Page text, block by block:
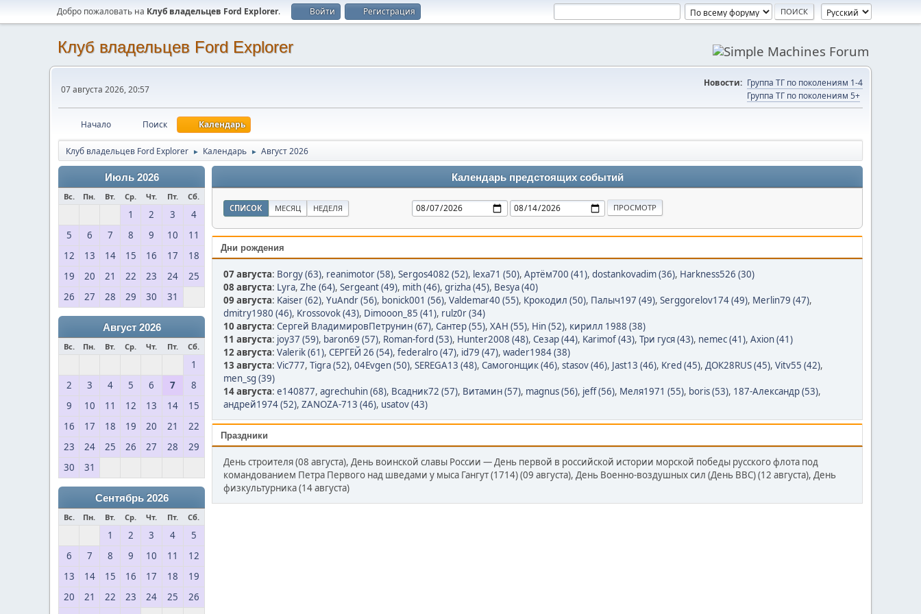
Добро пожаловать на Клуб владельцев Ford Explorer. Войти Регистрация
Клуб владельцев Ford Explorer
07 августа 2026, 20:57
Новости: Группа ТГ по поколениям 1-4
Группа ТГ по поколениям 5+
Начало Поиск Календарь
Клуб владельцев Ford Explorer ► Календарь ► Август 2026
Июль 2026
Вс. Пн. Вт. Ср. Чт. Пт. Сб.
1 2 3
4
5
6 7 8 9 10
11
12
13 14 15 16 17
18
19
20 21 22 23 24
25
26
27 28 29 30 31
Август 2026
Вс. Пн. Вт. Ср. Чт. Пт. Сб.
1
2
3 4 5 6 7
8
9
10 11 12 13 14
15
16
17 18 19 20 21
22
23
24 25 26 27 28
29
30
31
Сентябрь 2026
Вс. Пн. Вт. Ср. Чт. Пт. Сб.
1 2 3 4
5
6
7 8 9 10 11
12
13
14 15 16 17 18
19
20
21 22 23 24 25
26
Календарь предстоящих событий
СПИСОК МЕСЯЦ НЕДЕЛЯ
Дни рождения
07 августа: Borgy (63), reanimotor (58), Sergos4082 (52), lexa71 (50), Артём700 (41), dostankovadim (36), Harkness526 (30)
08 августа: Lyra, Zhe (64), Sergeant (49), mith (46), grizha (45), Besya (40)
09 августа: Kaiser (62), YuAndr (56), bonick001 (56), Valdemar40 (55), Крокодил (50), Палыч197 (49), Serggorelov174 (49), Merlin79 (47),
dmitry1980 (46), Krossovok (43), Dimooon_85 (41), rulz0r (34)
10 августа: Сергей ВладимировПетрунин (67), Сантер (55), XAH (55), Hin (52), кирилл 1988 (38)
11 августа: joy37 (59), baron69 (57), Roman-ford (53), Hunter2008 (48), Сезар (44), Karimof (43), Три гуся (43), nemec (41), Axion (41)
12 августа: Valerik (61), СЕРГЕЙ 26 (54), federalro (47), id79 (47), wader1984 (38)
13 августа: Vic777, Tigra (52), 04Evgen (50), SEREGA13 (48), Самогонщик (46), stasov (46), Jast13 (46), Kred (45), ДОК28RUS (45), Vitv55 (42),
men_sg (39)
14 августа: e140877, agrechuhin (68), Всадник72 (57), Витамин (57), magnus (56), jeff (56), Меля1971 (55), boris (53), 187-Александр (53),
андрей1974 (52), ZANOZA-713 (46), usatov (43)
Праздники
День строителя (08 августа), День воинской славы России — День первой в российской истории морской победы русского флота под
командованием Петра Первого над шведами у мыса Гангут (1714) (09 августа), День Военно-воздушных сил (День ВВС) (12 августа), День
физкультурника (14 августа)